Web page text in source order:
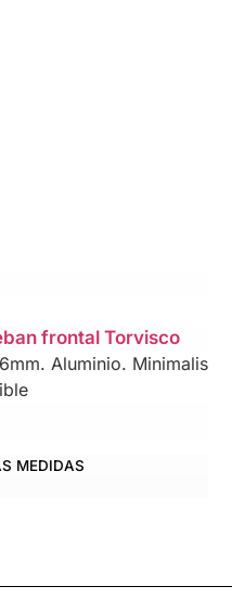
frontal Torvisco
Aluminio.
MEDIDAS